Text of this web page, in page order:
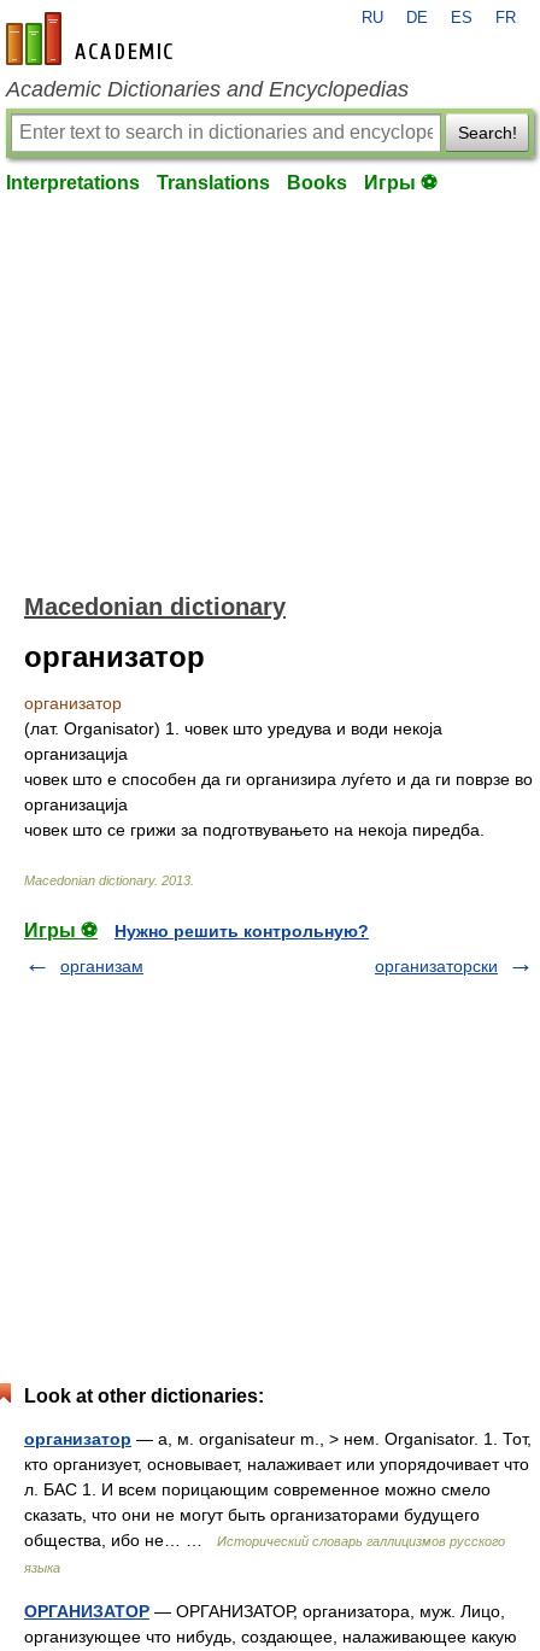
en-academic.com
RU DE ES FR
Academic Dictionaries and Encyclopedias
Search!
Interpretations Translations Books Игры ⚽
Macedonian dictionary
организатор
организатор
(лат. Organisator) 1. човек што уредува и води некоја
организација
човек што е способен да ги организира луѓето и да ги поврзе во
организација
човек што се грижи за подготвувањето на некоја пиредба.
Macedonian dictionary. 2013
Игры ⚽
Нужно решить контрольную?
организам
организаторски
Look at other dictionaries:
организатор — а, м. organisateur m., > нем. Organisator. 1. Тот,
кто организует, основывает, налаживает или упорядочивает что
л. БАС 1. И всем порицающим современное можно смело
сказать, что они не могут быть организаторами будущего
общества, ибо не… …
Исторический словарь галлицизмов русского
языка
ОРГАНИЗАТОР — ОРГАНИЗАТОР, организатора, муж. Лицо,
организующее что нибудь, создающее, налаживающее какую